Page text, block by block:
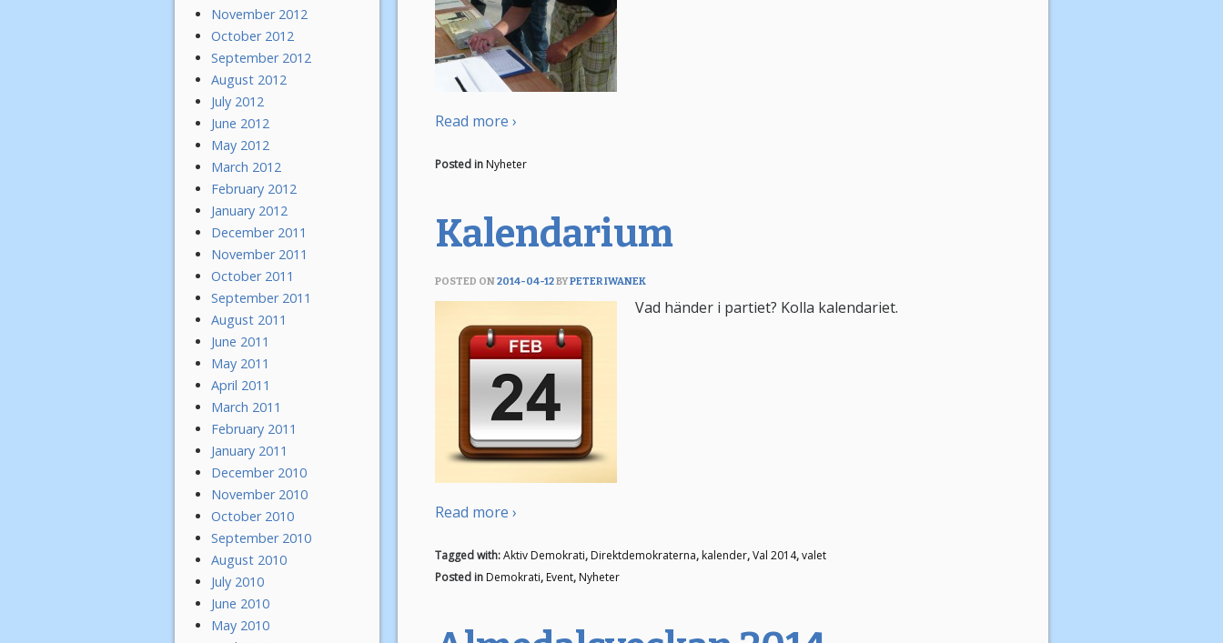
Read more ›
Posted in Nyheter
Kalendarium
POSTED ON2014-04-12BYPETER IWANEK
Vad händer i partiet? Kolla kalendariet.
Read more ›
Tagged with:Aktiv Demokrati, Direktdemokraterna, kalender,Val 2014,valet
Posted in Demokrati, Event, Nyheter
November 2012
October 2012
September 2012
August 2012
July 2012
June 2012
May 2012
March 2012
February 2012
January 2012
December 2011
November 2011
October 2011
September 2011
August 2011
June 2011
May 2011
April 2011
March 2011
February 2011
January 2011
December 2010
November 2010
October 2010
September 2010
August 2010
July 2010
June 2010
May 2010